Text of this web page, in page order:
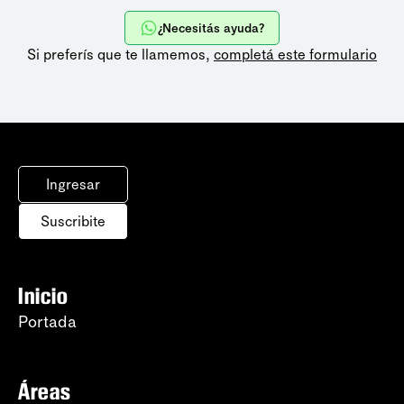
¿Necesitás ayuda?
Si preferís que te llamemos, completá este formulario
Ingresar
Suscribite
Inicio
Portada
Áreas